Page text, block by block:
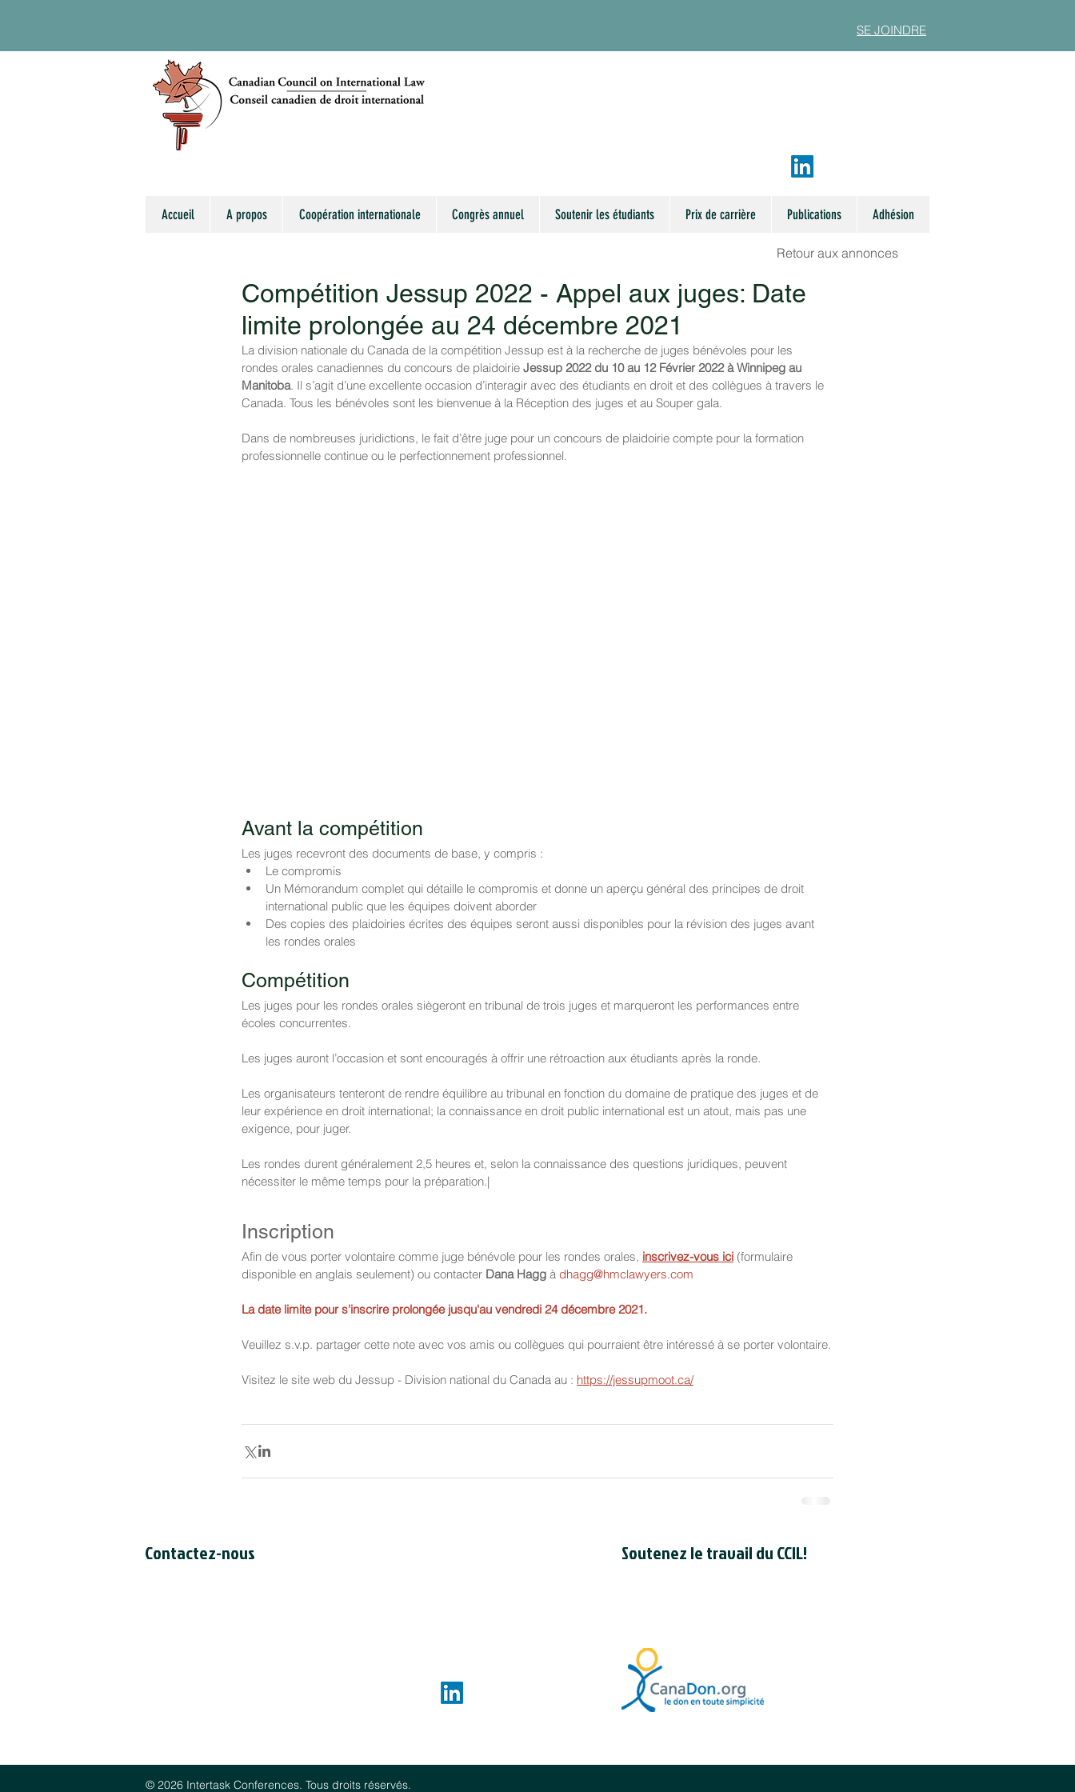
Accueil A propos Coopération internationale Congrès annuel Soutenir les étudiants Prix de carrière Publications Adhésion
Retour aux annonces
Compétition Jessup 2022 - Appel aux juges: Date
limite prolongée au 24 décembre 2021
La division nationale du Canada de la compétition Jessup est à la recherche de juges bénévoles pour les
rondes orales canadiennes du concours de plaidoirie Jessup 2022 du 10 au 12 Février 2022 à Winnipeg au
Manitoba. Il s’agit d’une excellente occasion d’interagir avec des étudiants en droit et des collègues à travers le
Canada. Tous les bénévoles sont les bienvenue à la Réception des juges et au Souper gala.
Dans de nombreuses juridictions, le fait d’être juge pour un concours de plaidoirie compte pour la formation
professionnelle continue ou le perfectionnement professionnel.
Avant la compétition
Les juges recevront des documents de base, y compris :
Le compromis
Un Mémorandum complet qui détaille le compromis et donne un aperçu général des principes de droit
international public que les équipes doivent aborder
Des copies des plaidoiries écrites des équipes seront aussi disponibles pour la révision des juges avant
les rondes orales
Compétition
Les juges pour les rondes orales siègeront en tribunal de trois juges et marqueront les performances entre
écoles concurrentes.
Les juges auront l’occasion et sont encouragés à offrir une rétroaction aux étudiants après la ronde.
Les organisateurs tenteront de rendre équilibre au tribunal en fonction du domaine de pratique des juges et de
leur expérience en droit international; la connaissance en droit public international est un atout, mais pas une
exigence, pour juger.
Les rondes durent généralement 2,5 heures et, selon la connaissance des questions juridiques, peuvent
nécessiter le même temps pour la préparation.|
Inscription
Afin de vous porter volontaire comme juge bénévole pour les rondes orales, inscrivez-vous ici (formulaire
disponible en anglais seulement) ou contacter Dana Hagg à dhagg@hmclawyers.com
La date limite pour s'inscrire prolongée jusqu'au vendredi 24 décembre 2021.
Veuillez s.v.p. partager cette note avec vos amis ou collègues qui pourraient être intéressé à se porter volontaire.
Visitez le site web du Jessup - Division national du Canada au : https://jessupmoot.ca/
SE JOINDRE
Contactez-nous Soutenez le travail du CCIL!
© 2026 Intertask Conferences. Tous droits réservés.